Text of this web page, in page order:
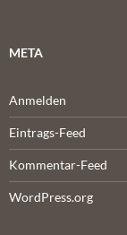
META
Anmelden
Eintrags-Feed
Kommentar-Feed
WordPress.org